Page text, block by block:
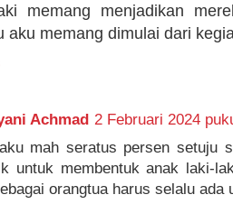
memang menjadikan
aku memang dimulai dari
Achmad 2 Februari 2024
mah seratus persen setuju
untuk membentuk anak laki-
orangtua harus selalu ada